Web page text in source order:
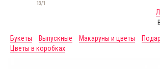
13/1
Букеты
Выпускные Макаруны и цветы
Цветы в коробках